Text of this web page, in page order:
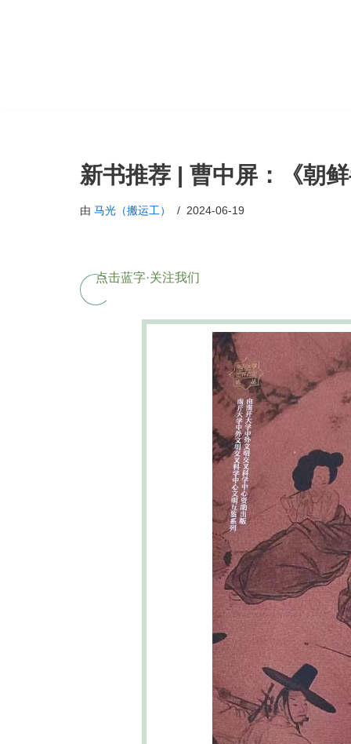
新书推荐 | 曹中屏：《朝
由 马光（搬运工） 2024-06-19
点击蓝字·关注我们